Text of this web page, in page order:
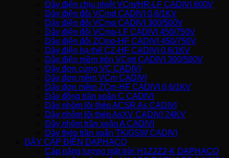
Dây điện chịu nhiệt VCm/HR-LF CADIVI 600V
Dây điện đôi VCmd CADIVI 0,6/1KV
Dây điện đôi VCmo CADIVI 300/500V
Dây điện đôi VCmo-LF CADIVI 450/750V
Dây điện đôi ZCmo-HF CADIVI 450/750V
Dây điện hạ thế CZ-HF CADIVI 0,6/1KV
Dây điện mềm tròn VCmt CADIVI 300/500V
Dây đơn cứng VC CADIVI
Dây đơn mềm VCm CADIVI
Dây đơn mềm ZCm-HF CADIVI 0,6/1KV
Dây đồng trần xoắn C CADIVI
Dây nhôm lõi thép ACSR As CADIVI
Dây nhôm lõi thép AsXV CADIVI 24KV
Dây nhôm trần xoắn A CADIVI
Dây thép trần xoắn TK/GSW CADIVI
DÂY CÁP ĐIỆN DAPHACO
Cáp năng lượng mặt trời H1Z2Z2-K DAPHACO